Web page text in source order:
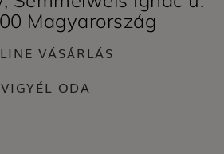
Magyarország
VÁSÁRLÁS
VIGYÉL ODA